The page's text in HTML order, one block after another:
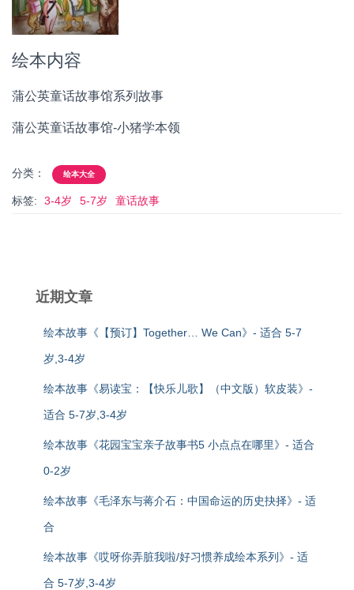
绘本内容
蒲公英童话故事馆系列故事
蒲公英童话故事馆-小猪学本领
分类： 绘本大全
标签: 3-4岁 5-7岁 童话故事
近期文章
绘本故事《【预订】Together… We Can》- 适合 5-7
岁,3-4岁
绘本故事《易读宝：【快乐儿歌】（中文版）软皮装》-
适合 5-7岁,3-4岁
绘本故事《花园宝宝亲子故事书5 小点点在哪里》- 适合
0-2岁
绘本故事《毛泽东与蒋介石：中国命运的历史抉择》- 适
合
绘本故事《哎呀你弄脏我啦/好习惯养成绘本系列》- 适
合 5-7岁,3-4岁